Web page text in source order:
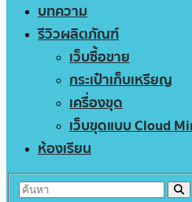
บทความ
รีวิวผลิตภัณฑ์
เว็บซื้อขาย
กระเป๋าเก็บเหรียญ
เครื่องขุด
เว็บขุดแบบ Cloud
ห้องเรียน